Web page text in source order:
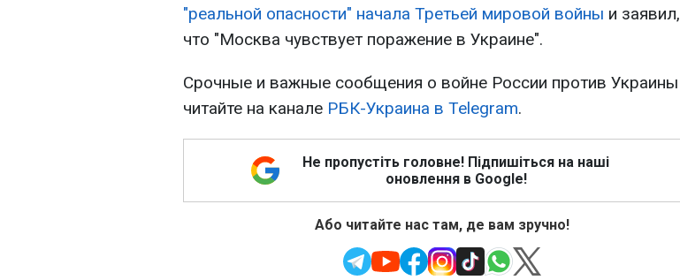
"реальной опасности" начала Третьей мировой войны и заявил,
что "Москва чувствует поражение в Украине".
Срочные и важные сообщения о войне России против Украины
читайте на канале РБК-Украина в Telegram.
Не пропустіть головне! Підпишіться на наші
оновлення в Google!
Або читайте нас там, де вам зручно!